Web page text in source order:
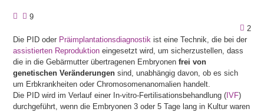
9
2
Die PID oder Präimplantationsdiagnostik ist eine Technik, die bei der
assistierten Reproduktion eingesetzt wird, um sicherzustellen, dass
die in die Gebärmutter übertragenen Embryonenfrei von
genetischen Veränderungen sind, unabhängig davon, ob es sich
um Erbkrankheiten oder Chromosomenanomalien handelt.
Die PID wird im Verlauf einer In-vitro-Fertilisationsbehandlung ( IVF)
durchgeführt, wenn die Embryonen 3 oder 5 Tage lang in Kultur waren